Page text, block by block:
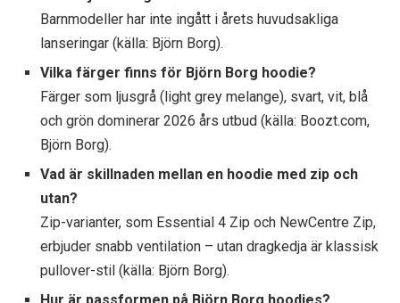
Barnmodeller har inte ingått i årets huvudsakliga
lanseringar (källa: Björn Borg).
Vilka färger finns för Björn Borg hoodie?
Färger som ljusgrå (light grey melange), svart, vit, blå
och grön dominerar 2026 års utbud (källa: Boozt.com,
Björn Borg).
Vad är skillnaden mellan en hoodie med zip och
utan?
Zip-varianter, som Essential 4 Zip och NewCentre Zip,
erbjuder snabb ventilation – utan dragkedja är klassisk
pullover-stil (källa: Björn Borg).